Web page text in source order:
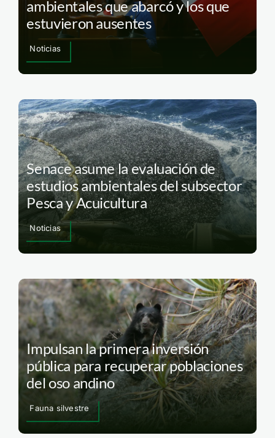
ambientales que abarcó y los que
estuvieron ausentes
Noticias
Senace asume la evaluación de
estudios ambientales del subsector
Pesca y Acuicultura
Noticias
Impulsan la primera inversión
pública para recuperar poblaciones
del oso andino
Fauna silvestre